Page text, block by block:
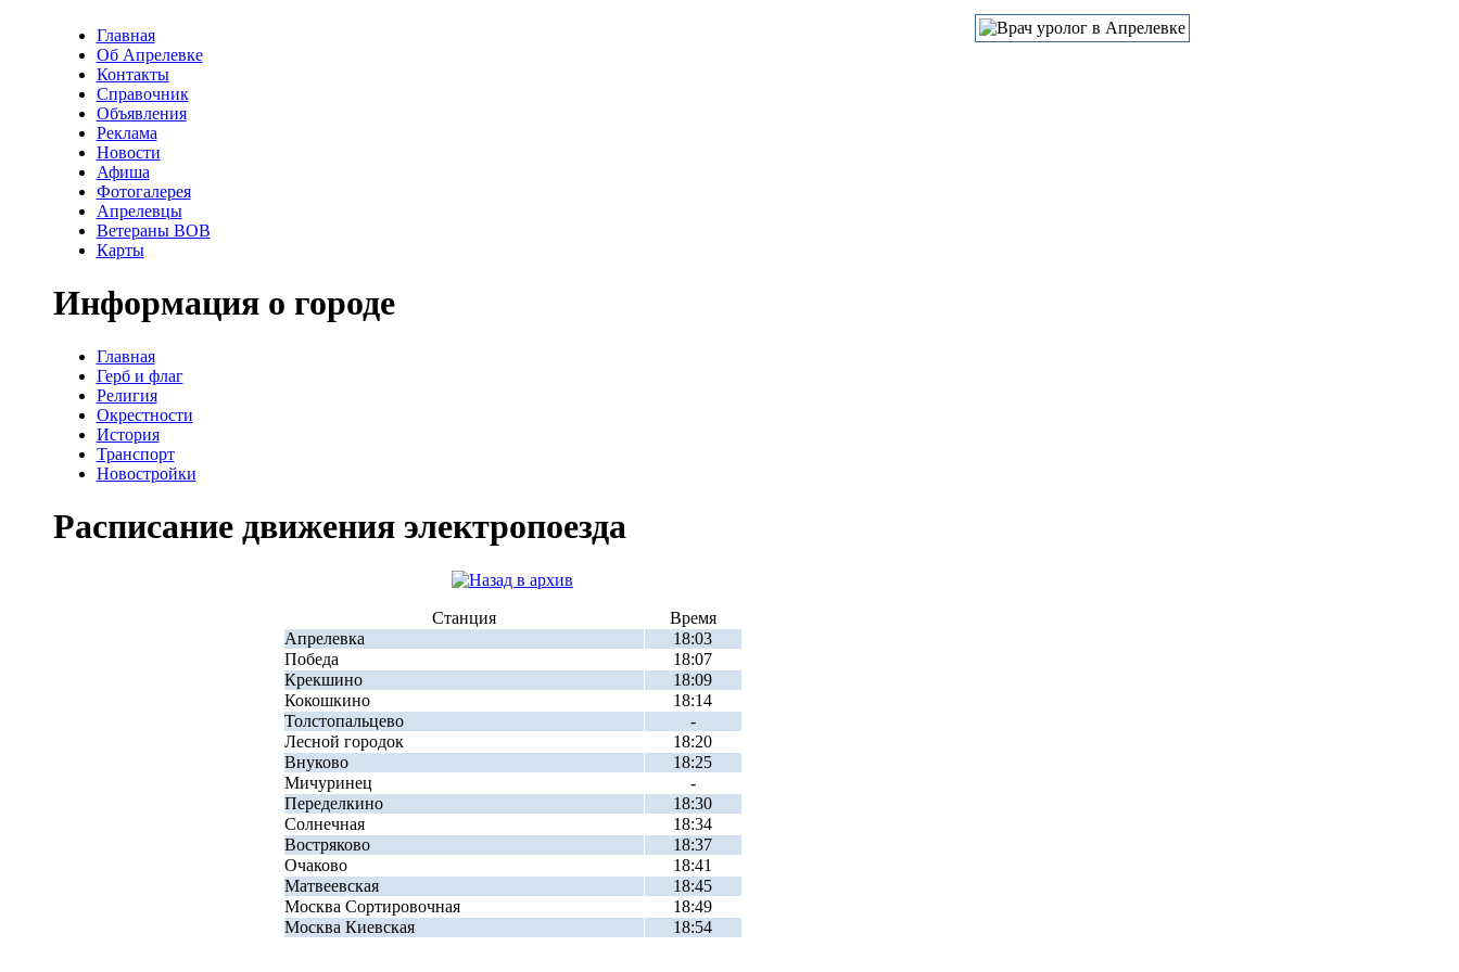
Главная
Об Апрелевке
Контакты
Справочник
Объявления
Реклама
Новости
Афиша
Фотогалерея
Апрелевцы
Ветераны ВОВ
Карты
Информация о городе
Главная
Герб и флаг
Религия
Окрестности
История
Транспорт
Новостройки
Расписание движения электропоезда
Станция
Время
Апрелевка
18:03
Победа
18:07
Крекшино
18:09
Кокошкино
18:14
Толстопальцево
-
Лесной городок
18:20
Внуково
18:25
Мичуринец
-
Переделкино
18:30
Солнечная
18:34
Востряково
18:37
Очаково
18:41
Матвеевская
18:45
Москва Сортировочная
18:49
Москва Киевская
18:54